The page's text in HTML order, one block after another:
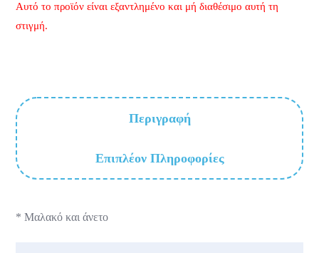
Αυτό το προϊόν είναι εξαντλημένο και μή διαθέσιμο αυτή τη
στιγμή.
Περιγραφή
Επιπλέον Πληροφορίες
* Μαλακό και άνετο